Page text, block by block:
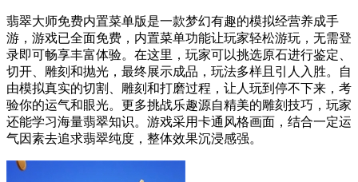
翡翠大师免费内置菜单版是一款梦幻有趣的模拟经营养成手
游，游戏已全面免费，内置菜单功能让玩家轻松游玩，无需登
录即可畅享丰富体验。在这里，玩家可以挑选原石进行鉴定、
切开、雕刻和抛光，最终展示成品，玩法多样且引人入胜。自
由模拟真实的切割、雕刻和打磨过程，让人玩到停不下来，考
验你的运气和眼光。更多挑战乐趣源自精美的雕刻技巧，玩家
还能学习海量翡翠知识。游戏采用卡通风格画面，结合一定运
气因素去追求翡翠纯度，整体效果沉浸感强。